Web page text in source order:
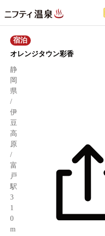
宿泊
オレンジタウン彩香
静
岡
県
/
伊
豆
高
原
/
富
戸
駅
3
1
0
m